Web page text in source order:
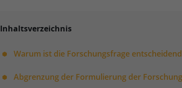
Inhaltsverzeichnis
Warum ist die Forschungsfrage
Abgrenzung der Formulierung der